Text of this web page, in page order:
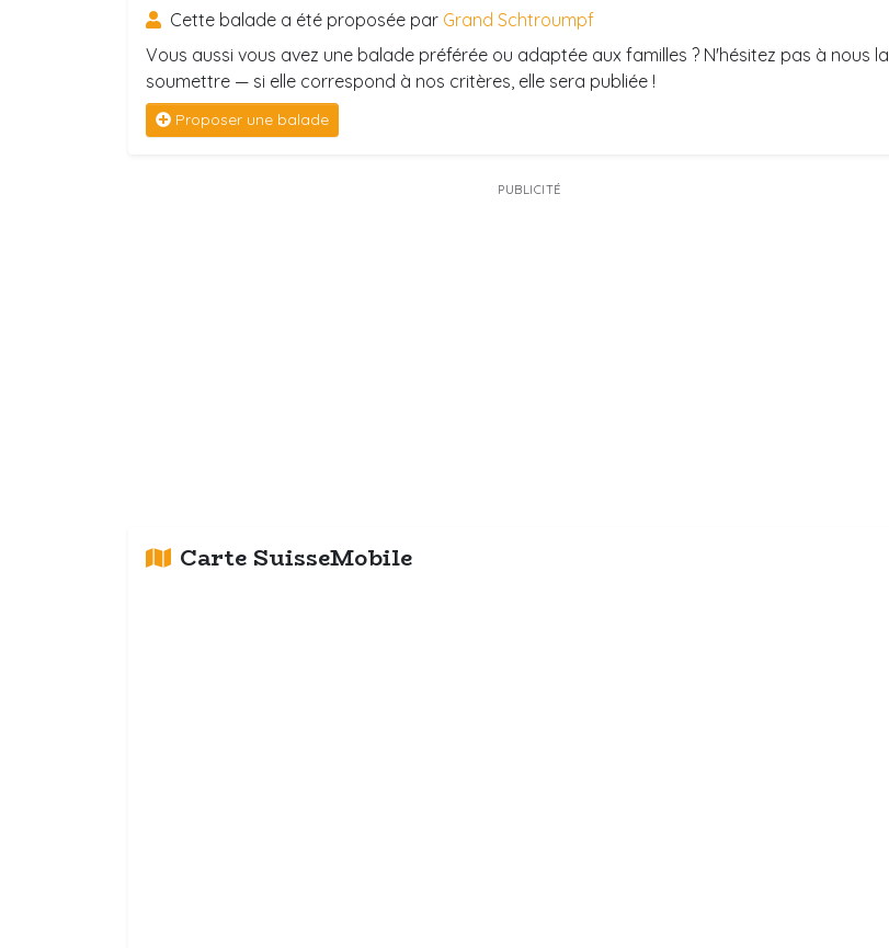
Cette balade a été proposée par Grand Schtroumpf
Vous aussi vous avez une balade préférée ou adaptée aux familles ? N'hésitez pas à nous la
soumettre — si elle correspond à nos critères, elle sera publiée !
Proposer une balade
PUBLICITÉ
Carte SuisseMobile